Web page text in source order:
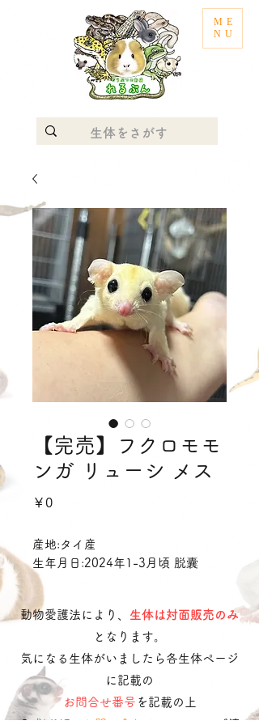
ME
NU
【完売】フクロモモ
ンガ リューシ メス
￥0価
産地:タイ産
生年月日:2024年1-3月頃 脱囊
動物愛護法により、 生体は対面販売のみ
となります。
気になる生体がいましたら各生体ページ
に記載の
お問合せ番号 を記載の上